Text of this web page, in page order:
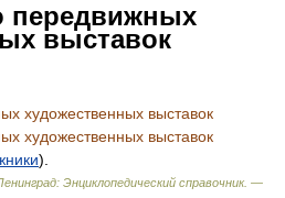
передвижных
выставок
художественных выставок
художественных выставок
).
Энциклопедический справочник. —